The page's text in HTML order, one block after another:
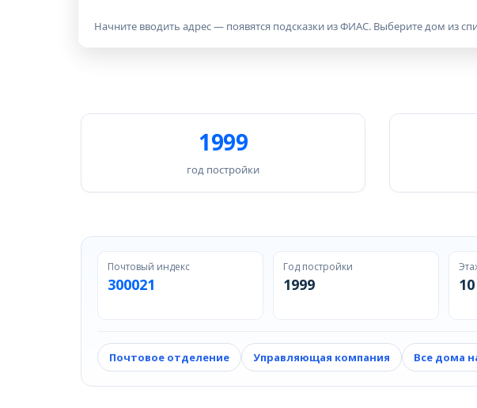
Начните вводить адрес — появятся подсказки из ФИАС. Выберите дом из
1999
год постройки
Почтовый индекс
300021
Год постройки
1999 10
Почтовое отделение Управляющая компания Все дома